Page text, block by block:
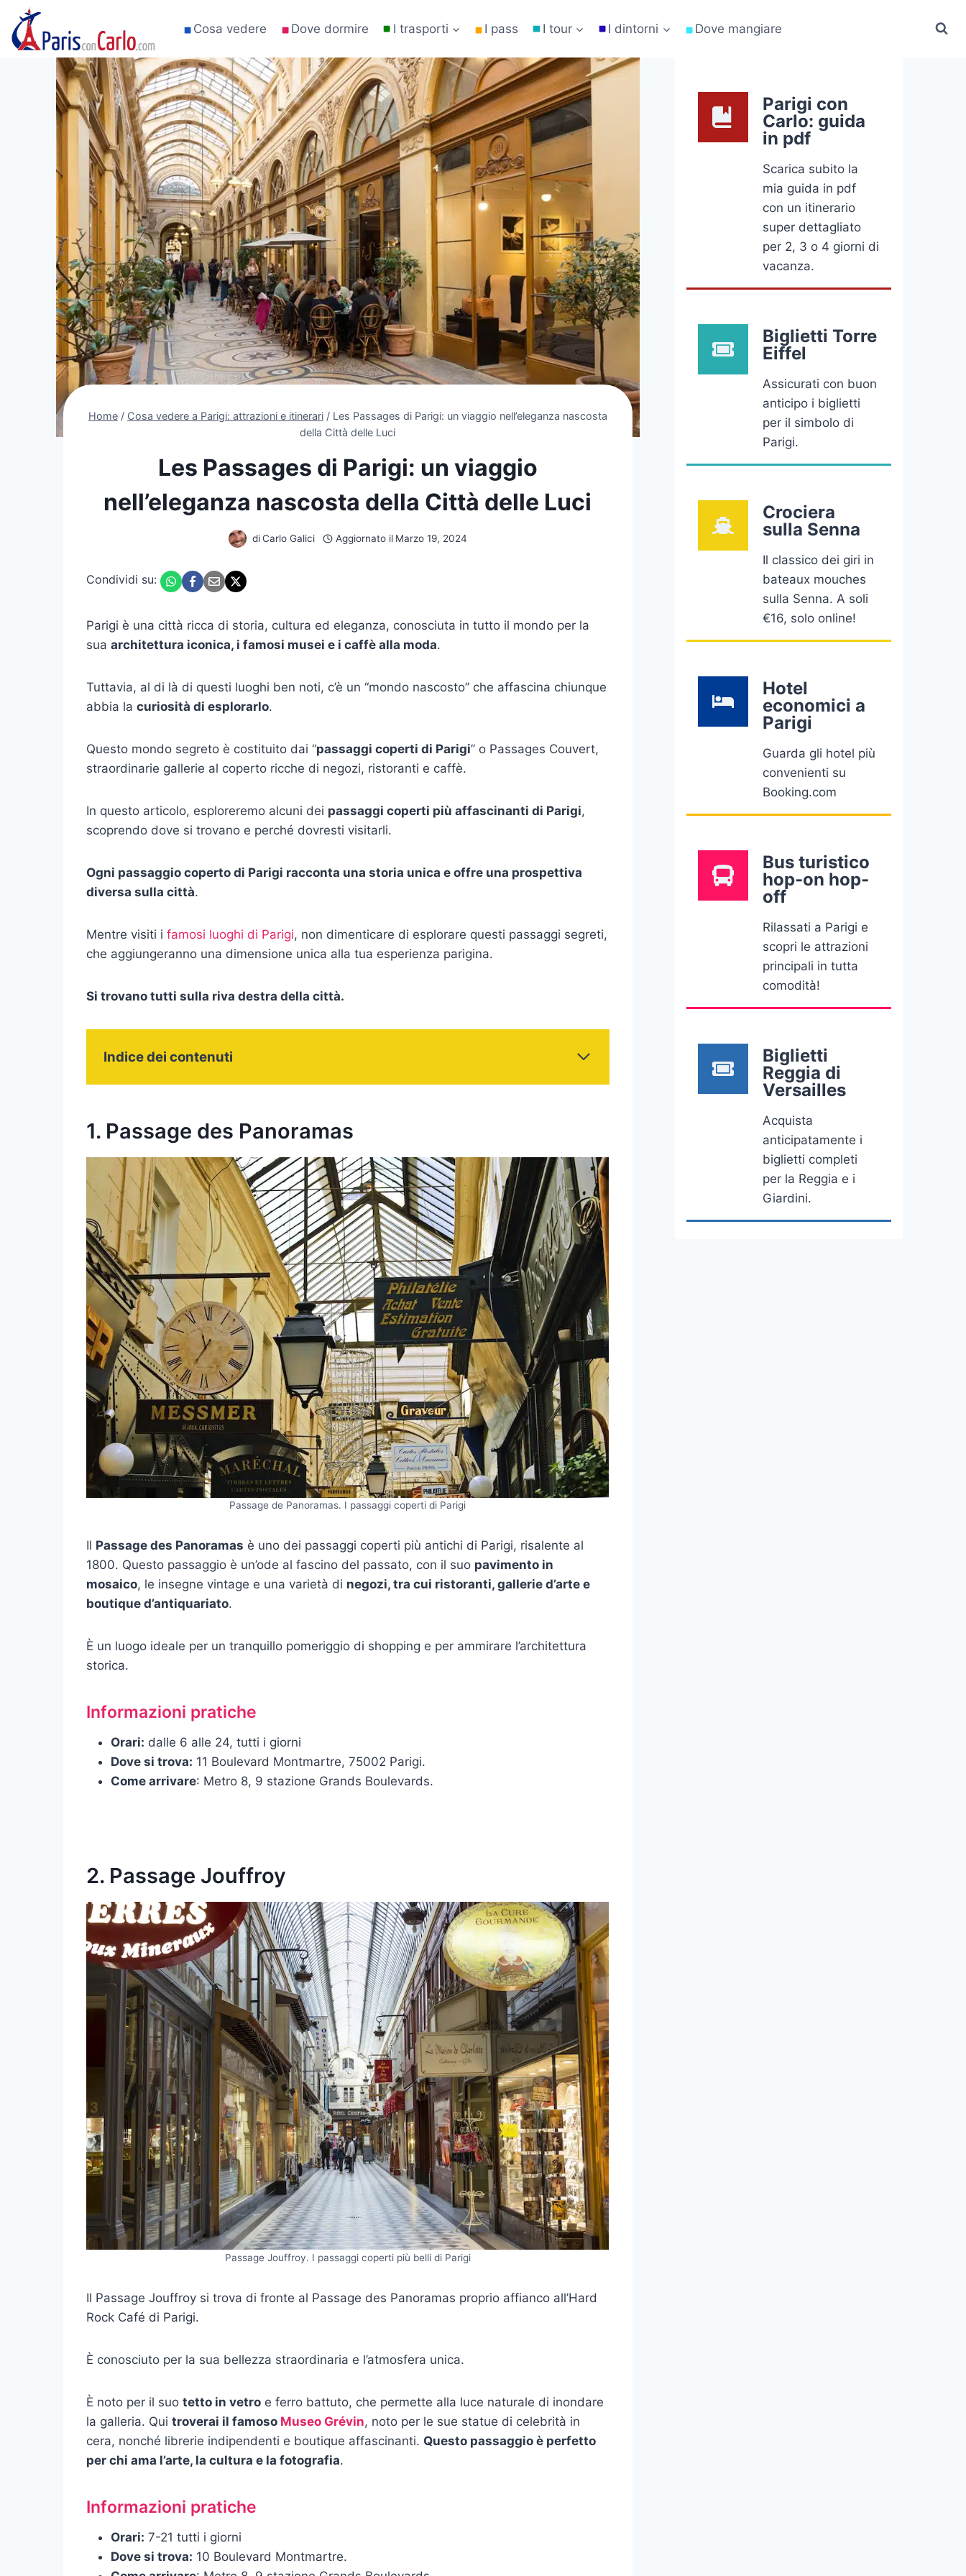
Salta
contenuto
Cosa vedere Dove dormire I trasporti I pass I tour I dintorni Dove mangiare
Home / Cosa vedere a Parigi: attrazioni e itinerari / Les Passages di Parigi: un viaggio nell’eleganza nascosta
della Città delle Luci
Les Passages di Parigi: un viaggio
nell’eleganza nascosta della Città delle Luci
diCarlo Galici Aggiornato il Marzo 19, 2024
Condividi su:
Parigi è una città ricca di storia, cultura ed eleganza, conosciuta in tutto il mondo per la
sua architettura iconica, i famosi musei e i caffè alla moda.
Tuttavia, al di là di questi luoghi ben noti, c’è un “mondo nascosto” che affascina chiunque
abbia la curiosità di esplorarlo.
Questo mondo segreto è costituito dai “passaggi coperti di Parigi” o Passages Couvert,
straordinarie gallerie al coperto ricche di negozi, ristoranti e caffè.
In questo articolo, esploreremo alcuni dei passaggi coperti più affascinanti di Parigi,
scoprendo dove si trovano e perché dovresti visitarli.
Ogni passaggio coperto di Parigi racconta una storia unica e offre una prospettiva
diversa sulla città.
Mentre visiti i famosi luoghi di Parigi, non dimenticare di esplorare questi passaggi segreti,
che aggiungeranno una dimensione unica alla tua esperienza parigina.
Si trovano tutti sulla riva destra della città.
Indice dei contenuti
1. Passage des Panoramas
Passage de Panoramas. I passaggi coperti di Parigi
Il Passage des Panoramas è uno dei passaggi coperti più antichi di Parigi, risalente al
1800. Questo passaggio è un’ode al fascino del passato, con il suo pavimento in
mosaico, le insegne vintage e una varietà di negozi, tra cui ristoranti, gallerie d’arte e
boutique d’antiquariato.
È un luogo ideale per un tranquillo pomeriggio di shopping e per ammirare l’architettura
storica.
Informazioni pratiche
Orari: dalle 6 alle 24, tutti i giorni
Dove si trova: 11 Boulevard Montmartre, 75002 Parigi.
Come arrivare: Metro 8, 9 stazione Grands Boulevards.
2. Passage Jouffroy
Passage Jouffroy. I passaggi coperti più belli di Parigi
Il Passage Jouffroy si trova di fronte al Passage des Panoramas proprio affianco all’Hard
Rock Café di Parigi.
È conosciuto per la sua bellezza straordinaria e l’atmosfera unica.
È noto per il suo tetto in vetro e ferro battuto, che permette alla luce naturale di inondare
la galleria. Qui troverai il famoso Museo Grévin, noto per le sue statue di celebrità in
cera, nonché librerie indipendenti e boutique affascinanti. Questo passaggio è perfetto
per chi ama l’arte, la cultura e la fotografia.
Informazioni pratiche
Orari: 7-21 tutti i giorni
Dove si trova: 10 Boulevard Montmartre.
Parigi con
Carlo: guida
in pdf
Scarica subito la
mia guida in pdf
con un itinerario
super dettagliato
per 2, 3 o 4 giorni di
vacanza.
Biglietti Torre
Eiffel
Assicurati con buon
anticipo i biglietti
per il simbolo di
Parigi.
Crociera
sulla Senna
Il classico dei giri in
bateaux mouches
sulla Senna. A soli
€16, solo online!
Hotel
economici a
Parigi
Guarda gli hotel più
convenienti su
Booking.com
Bus turistico
hop-on hop-
off
Rilassati a Parigi e
scopri le attrazioni
principali in tutta
comodità!
Biglietti
Reggia di
Versailles
Acquista
anticipatamente i
biglietti completi
per la Reggia e i
Giardini.